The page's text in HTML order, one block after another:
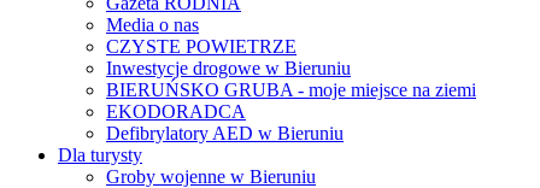
Media o nas
CZYSTE POWIETRZE
Inwestycje drogowe w Bieruniu
BIERUŃSKO GRUBA - moje miejsce na ziemi
EKODORADCA
Defibrylatory AED w Bieruniu
Dla turysty
Groby wojenne w Bieruniu